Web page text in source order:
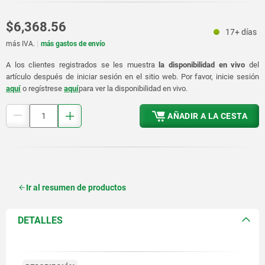
$6,368.56 17+ días
más IVA. más gastos de envío
A los clientes registrados se les muestrala disponibilidad en vivo del
artículo después de iniciar sesión en el sitio web. Por favor, inicie sesión
aquí o regístrese aquípara ver la disponibilidad en vivo.
AÑADIR A LA CESTA
Ir al resumen de productos
DETALLES